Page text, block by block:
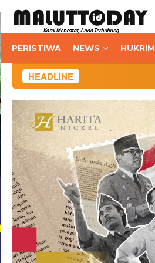
Loncat
konten
PERISTIWA NEWS HUKRIM
HEADLINE